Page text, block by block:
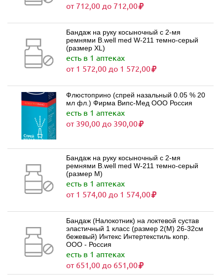
от 712,00 до 712,00
Бандаж на руку косыночный с 2-мя
ремнями B.well med W-211 темно-серый
(размер XL)
есть в 1 аптеках
от 1 572,00 до 1 572,00
Флюстоприно (спрей назальный 0.05 % 20
мл фл.) Фирма Випс-Мед ООО Россия
есть в 1 аптеках
от 390,00 до 390,00
Бандаж на руку косыночный с 2-мя
ремнями B.well med W-211 темно-серый
(размер M)
есть в 1 аптеках
от 1 574,00 до 1 574,00
Бандаж (Налокотник) на локтевой сустав
эластичный 1 класс (размер 2(M) 26-32см
бежевый) Интекс Интертекстиль копр.
ООО - Россия
есть в 1 аптеках
от 651,00 до 651,00